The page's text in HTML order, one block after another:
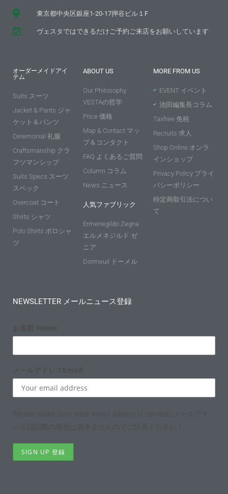
東京都中央区銀座1-20-17押谷ビル１F
ヴェスタではできるだけご予約ご来店をお願いしています
オーダーメイドアイ
テム
Suits スーツ
Jacket & Pants ジャ
ケット＆パンツ
Ceremonial 礼服
Craftsmanship クラ
フツマンシップ
Suits Specs スーツ
スペック
Overcoat コート
Shirts シャツ
Polo Shirts ポロシャ
ツ
ABOUT US
Our Philosophy
VESTAの哲学
Price 価格
Map & Contact マッ
プ＆コンタクト
FAQ よくあるご質問
Column コラム
News ニュース
人気ファブリック
Ermenegildo Zegna
エルメネジルド ゼ
ニア
Dormeuil ドーメル
MORE FROM US
EVENT イベント
池田編集長コラム
Taxfree 免税
Recruits 求人
Shop Online オンラ
インショップ
Privacy Policy プライ
バシーポリシー
特定商取引法につい
て
NEWSLETTER メールニュース登録